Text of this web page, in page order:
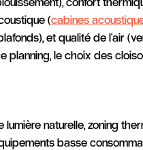
(cabines
et qualité de l'air
planning, le choix des
naturelle, zoning
basse